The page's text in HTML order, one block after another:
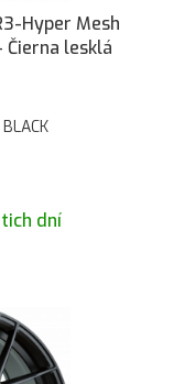
Hyper Mesh
lesklá
dní